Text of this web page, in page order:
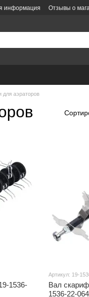
информация
Отзывы о
для аэраторов
1536-
Артикул: 19-
Вал
1536-22-064